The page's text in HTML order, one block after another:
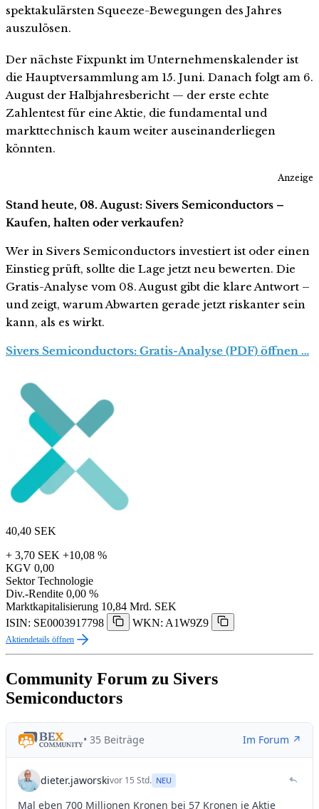
spektakulärsten Squeeze-Bewegungen des Jahres
auszulösen.
Der nächste Fixpunkt im Unternehmenskalender ist
die Hauptversammlung am 15. Juni. Danach folgt am 6.
August der Halbjahresbericht — der erste echte
Zahlentest für eine Aktie, die fundamental und
markttechnisch kaum weiter auseinanderliegen
könnten.
Anzeige
Stand heute, 08. August: Sivers Semiconductors –
Kaufen, halten oder verkaufen?
Wer in Sivers Semiconductors investiert ist oder einen
Einstieg prüft, sollte die Lage jetzt neu bewerten. Die
Gratis-Analyse vom 08. August gibt die klare Antwort –
und zeigt, warum Abwarten gerade jetzt riskanter sein
kann, als es wirkt.
Sivers Semiconductors: Gratis-Analyse (PDF) öffnen …
40,40 SEK
+ 3,70 SEK +10,08 %
KGV 0,00
Sektor Technologie
Div.-Rendite 0,00 %
Marktkapitalisierung 10,84 Mrd. SEK
ISIN: SE0003917798
WKN: A1W9Z9
Aktiendetails öffnen
Community Forum zu Sivers
Semiconductors